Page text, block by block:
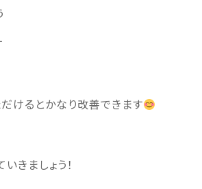
けるとかなり改善できます
きましょう！